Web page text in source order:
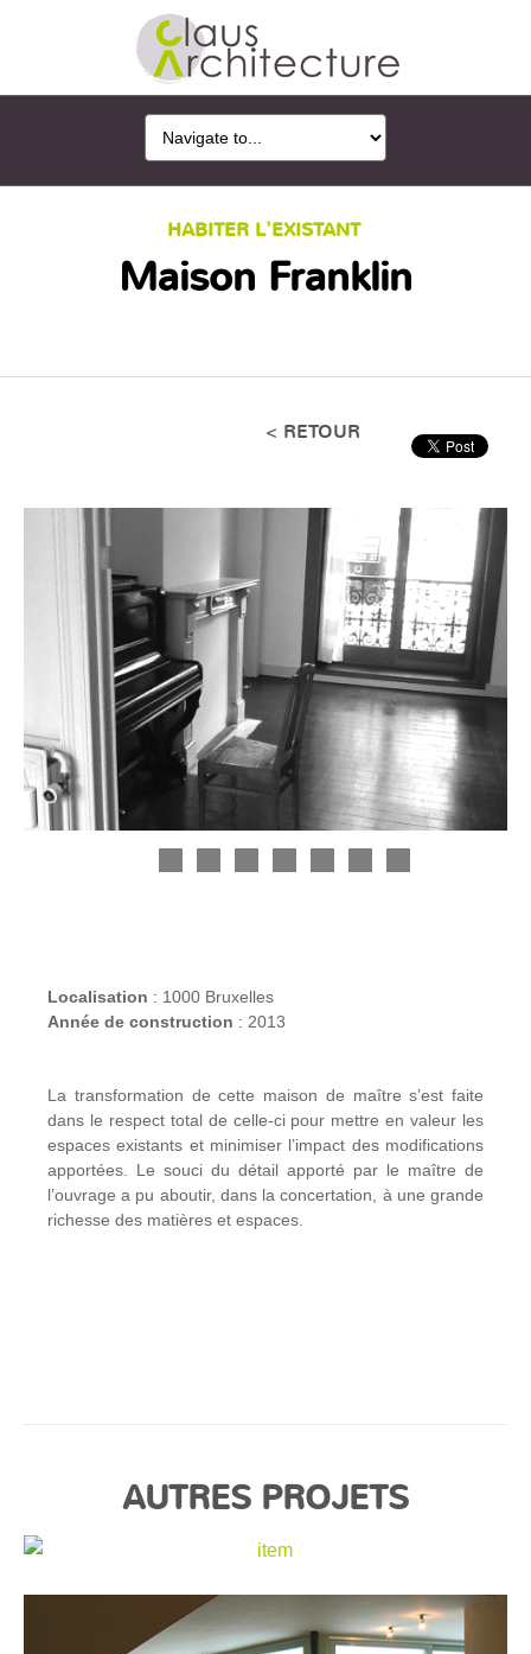
HABITER L'EXISTANT
Maison Franklin
< RETOUR
Localisation : 1000 Bruxelles
Année de construction : 2013
La transformation de cette maison de maître s’est faite
dans le respect total de celle-ci pour mettre en valeur les
espaces existants et minimiser l’impact des modifications
apportées. Le souci du détail apporté par le maître de
l’ouvrage a pu aboutir, dans la concertation, à une grande
richesse des matières et espaces.
AUTRES PROJETS